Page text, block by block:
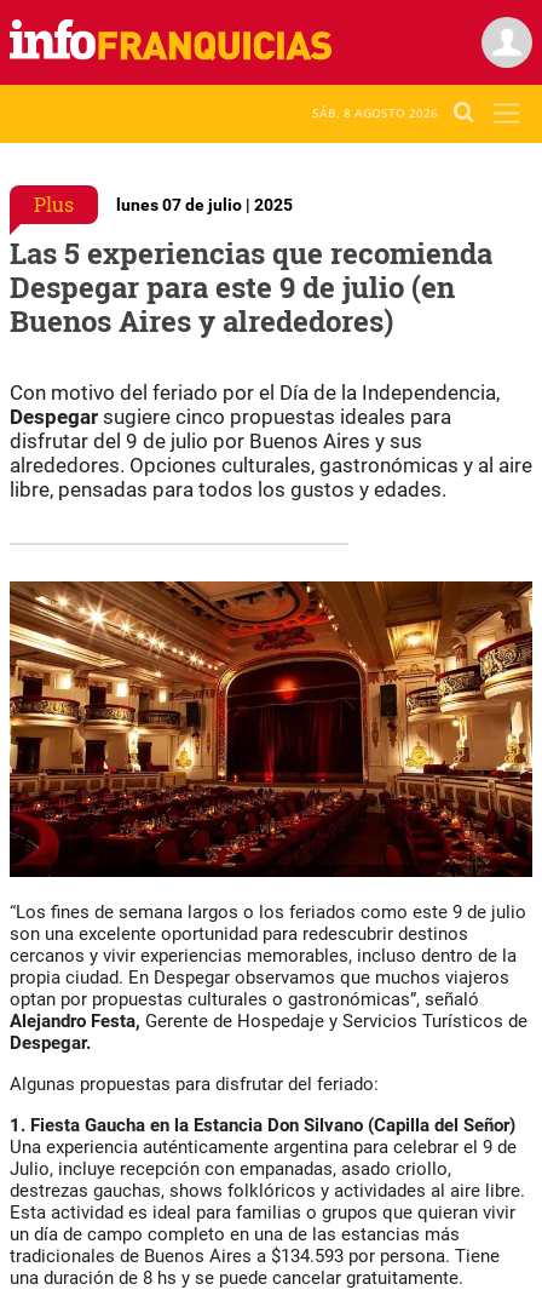
SÁB. 8 AGOSTO 2026
Plus lunes 07 de julio | 2025
Las 5 experiencias que recomienda
Despegar para este 9 de julio (en
Buenos Aires y alrededores)
Con motivo del feriado por el Día de la Independencia,
Despegar sugiere cinco propuestas ideales para
disfrutar del 9 de julio por Buenos Aires y sus
alrededores. Opciones culturales, gastronómicas y al aire
libre, pensadas para todos los gustos y edades.
“Los fines de semana largos o los feriados como este 9 de julio
son una excelente oportunidad para redescubrir destinos
cercanos y vivir experiencias memorables, incluso dentro de la
propia ciudad. En Despegar observamos que muchos viajeros
optan por propuestas culturales o gastronómicas”, señaló
Alejandro Festa, Gerente de Hospedaje y Servicios Turísticos de
Despegar.
Algunas propuestas para disfrutar del feriado:
1. Fiesta Gaucha en la Estancia Don Silvano (Capilla del Señor)
Una experiencia auténticamente argentina para celebrar el 9 de
Julio, incluye recepción con empanadas, asado criollo,
destrezas gauchas, shows folklóricos y actividades al aire libre.
Esta actividad es ideal para familias o grupos que quieran vivir
un día de campo completo en una de las estancias más
tradicionales de Buenos Aires a $134.593 por persona. Tiene
una duración de 8 hs y se puede cancelar gratuitamente.